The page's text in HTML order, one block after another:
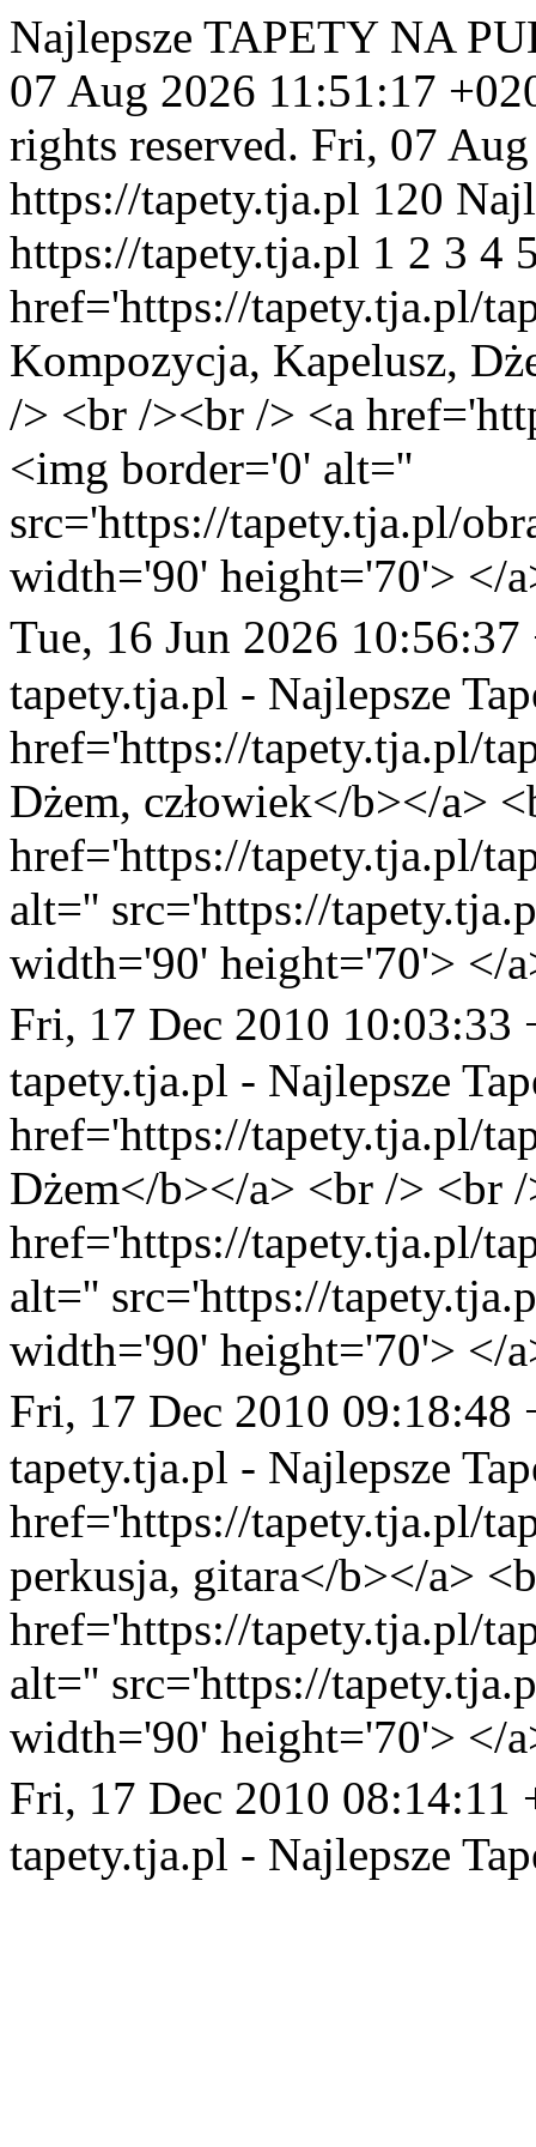
Najlepsze TAPETY NA
07 Aug 2026 11:51:17
rights reserved. Fri, 07
https://tapety.tja.pl 120
https://tapety.tja.pl 1 2 3 4
href='https://tapety.tja.pl/
Kompozycja, Kapelusz,
/> <br /><br /> <a
<img border='0' alt=''
src='https://tapety.tja.pl/
width='90' height='70'> </
Tue, 16 Jun 2026 10:56:37
tapety.tja.pl - Najlepsze
href='https://tapety.tja.pl/
Dżem, człowiek</b></a>
href='https://tapety.tja.pl/
alt='' src='https://
width='90' height='70'> </
Fri, 17 Dec 2010 10:03:33
tapety.tja.pl - Najlepsze
href='https://tapety.tja.pl/
Dżem</b></a> <br /> <br
href='https://tapety.tja.pl/
alt='' src='https://
width='90' height='70'> </
Fri, 17 Dec 2010 09:18:48
tapety.tja.pl - Najlepsze
href='https://tapety.tja.pl/
perkusja, gitara</b></a>
href='https://tapety.tja.pl/
alt='' src='https://
width='90' height='70'> </
Fri, 17 Dec 2010 08:14:11
tapety.tja.pl - Najlepsze